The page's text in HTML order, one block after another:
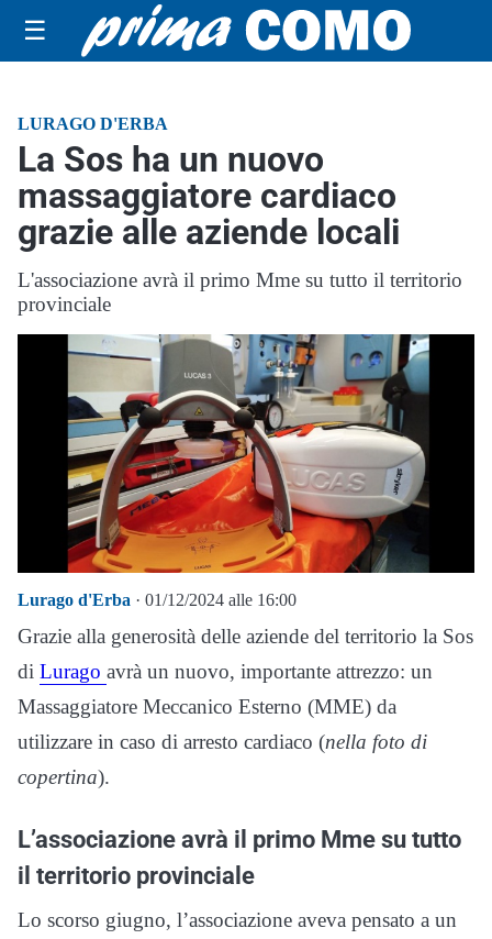
☰
LURAGO D'ERBA
La Sos ha un nuovo
massaggiatore cardiaco
grazie alle aziende locali
L'associazione avrà il primo Mme su tutto il territorio
provinciale
Lurago d'Erba · 01/12/2024 alle 16:00
Grazie alla generosità delle aziende del territorio la Sos
di Lurago avrà un nuovo, importante attrezzo: un
Massaggiatore Meccanico Esterno (MME) da
utilizzare in caso di arresto cardiaco (nella foto di
copertina).
L’associazione avrà il primo Mme su tutto
il territorio provinciale
Lo scorso giugno, l’associazione aveva pensato a un